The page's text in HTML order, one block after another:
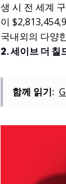
생 시 전 세계
이
국내외의 다양
2. 세이브 더 칠
함께 읽기: